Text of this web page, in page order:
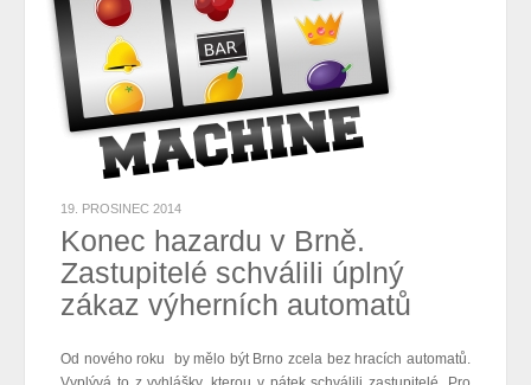
19. PROSINEC 2014
Konec hazardu v Brně.
Zastupitelé schválili úplný
zákaz výherních automatů
Od nového roku by mělo být Brno zcela bez hracích automatů.